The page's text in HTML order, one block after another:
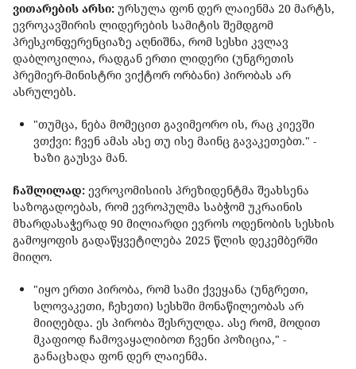
ვითარების არსი: ურსულა ფონ დერ ლაიენმა 20 მარტს,
ევროკავშირის ლიდერების სამიტის შემდგომ
პრესკონფერენციაზე აღნიშნა, რომ სესხი კვლავ
დაბლოკილია, რადგან ერთი ლიდერი (უნგრეთის
პრემიერ-მინისტრი ვიქტორ ორბანი) პირობას არ
ასრულებს.
"თუმცა, ნება მომეცით გავიმეორო ის, რაც კიევში
ვთქვი: ჩვენ ამას ასე თუ ისე მაინც გავაკეთებთ." -
ხაზი გაუსვა მან.
ჩაშლილად: ევროკომისიის პრეზიდენტმა შეახსენა
საზოგადოებას, რომ ევროპულმა საბჭომ უკრაინის
მხარდასაჭერად 90 მილიარდი ევროს ოდენობის სესხის
გამოყოფის გადაწყვეტილება 2025 წლის დეკემბერში
მიიღო.
"იყო ერთი პირობა, რომ სამი ქვეყანა (უნგრეთი,
სლოვაკეთი, ჩეხეთი) სესხში მონაწილეობას არ
მიიღებდა. ეს პირობა შესრულდა. ასე რომ, მოდით
მკაფიოდ ჩამოვაყალიბოთ ჩვენი პოზიცია," -
განაცხადა ფონ დერ ლაიენმა.